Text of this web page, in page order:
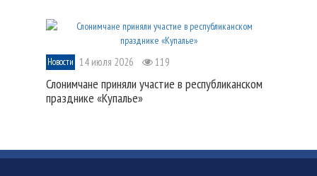
Новости 14 июля 2026 119
Слонимчане приняли участие в республиканском
празднике «Купалье»